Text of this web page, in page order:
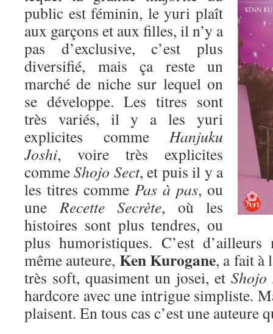
public est féminin, le yuri plaît
aux garçons et aux filles, il n’y a
pas d’exclusive, c’est plus
diversifié, mais ça reste un
marché de niche sur lequel on
se développe. Les titres sont
très variés, il y a les yuri
explicites comme Hanjuku
Joshi, voire très explicites
commeShojo Sect, et puis il y a
les titres comme Pas à pas, ou
uneRecette Secrète, où les
histoires sont plus tendres, ou
plus humoristiques. C’est d’ailleurs
même auteure, Ken Kurogane, a fait à
très soft, quasiment un josei, et Shojo
hardcore avec une intrigue simpliste.
plaisent. En tous cas c’est une auteure